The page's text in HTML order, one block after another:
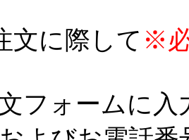
文に際して ※
フォームに